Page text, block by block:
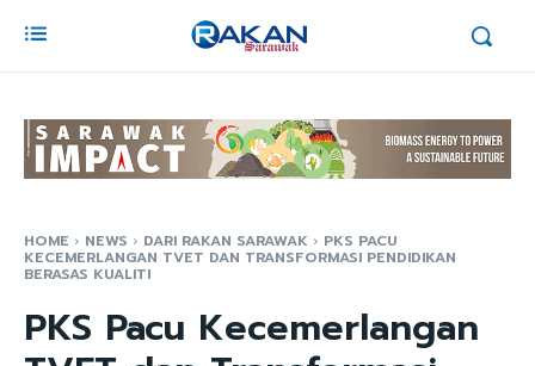
HOME NEWS DARI RAKAN SARAWAK PKS PACU
KECEMERLANGAN TVET DAN TRANSFORMASI PENDIDIKAN
BERASAS KUALITI
PKS Pacu Kecemerlangan